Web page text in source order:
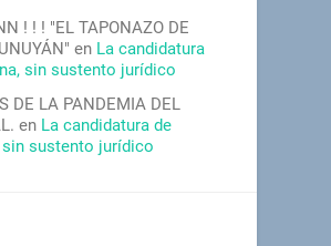
! ! ! "EL TAPONAZO DE
en La candidatura
sin sustento jurídico
DE LA PANDEMIA DEL
en La candidatura de
sustento jurídico